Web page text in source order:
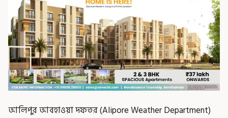
আলিপুর আবহাওয়া দফতর (Alipore Weather Department)